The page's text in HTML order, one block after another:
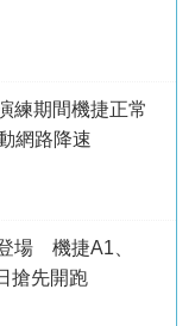
練期間機捷正常
網路降速
場 機捷A1、
搶先開跑